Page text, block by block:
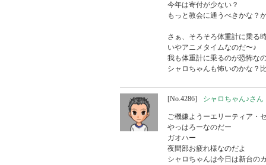
今年は寄付が少ない？
もっと教会に通うべきかな？
さぁ、そろそろ体重計に乗る
いやアニメタイムなのだ〜♪
我も体重計に乗るのが恐怖な
シャロちゃんも怖いのかな？
[No.4286] シャロちゃん♪さん
ご機嫌ようーエリーティア・
やっはろーなのだー
ガオハー
夜間部お疲れ様なのだよ
シャロちゃんは今日は新台の